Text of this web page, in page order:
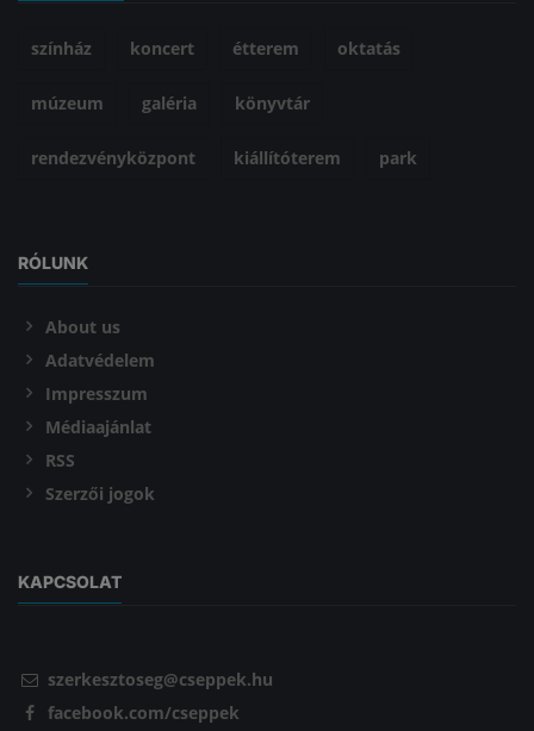
színház koncert étterem oktatás
múzeum galéria könyvtár
rendezvényközpont kiállítóterem park
RÓLUNK
About us
Adatvédelem
Impresszum
Médiaajánlat
RSS
Szerzői jogok
KAPCSOLAT
szerkesztoseg@cseppek.hu
facebook.com/cseppek